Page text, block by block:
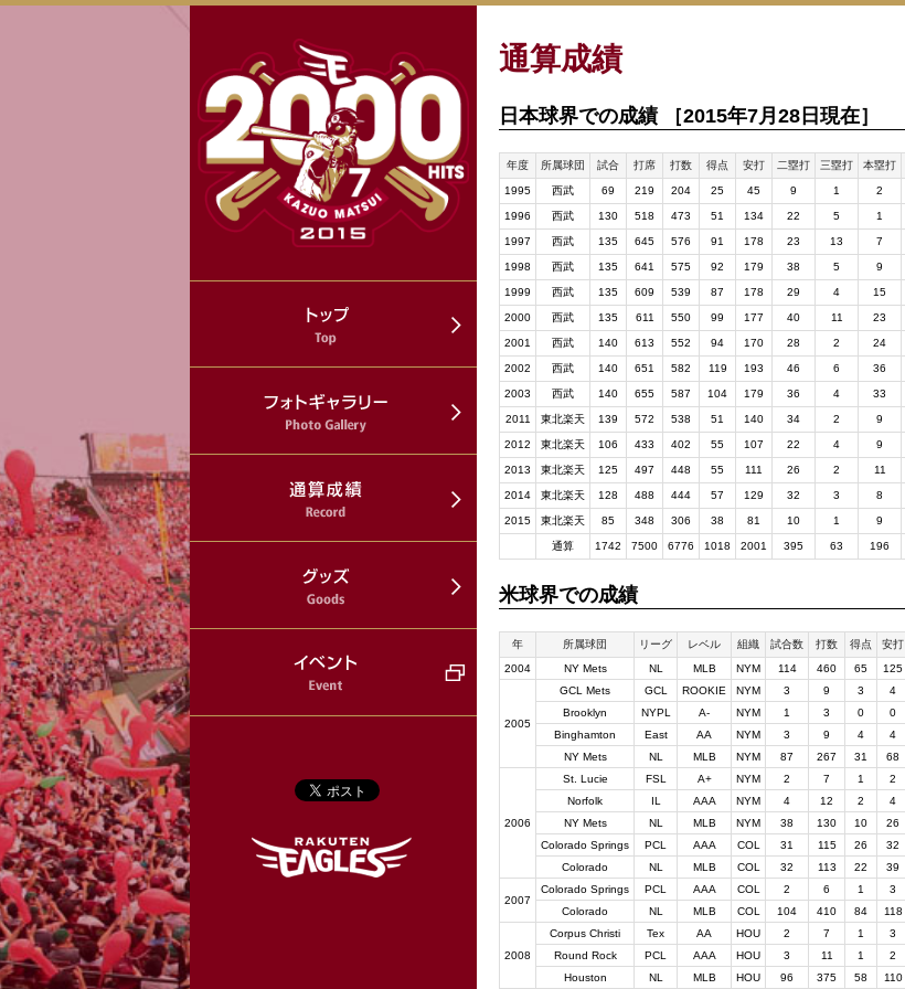
通算成績
日本球界での成績 ［2015年7月28日現在］
年度 所属球団 試合 打席 打数 得点 安打 二塁打 三塁打 本塁打
1995 西武 69 219 204 25 45 9 1 2
1996 西武 130 518 473 51 134 22 5 1
1997 西武 135 645 576 91 178 23 13 7
1998 西武 135 641 575 92 179 38 5 9
1999 西武 135 609 539 87 178 29 4 15
2000 西武 135 611 550 99 177 40 11 23
2001 西武 140 613 552 94 170 28 2 24
2002 西武 140 651 582 119 193 46 6 36
2003 西武 140 655 587 104 179 36 4 33
2011 東北楽天 139 572 538 51 140 34 2 9
2012 東北楽天 106 433 402 55 107 22 4 9
2013 東北楽天 125 497 448 55 111 26 2 11
2014 東北楽天 128 488 444 57 129 32 3 8
2015 東北楽天 85 348 306 38 81 10 1 9
通算 1742 7500 6776 1018 2001 395 63 196
米球界での成績
年 所属球団 リーグ レベル 組織 試合数 打数 得点 安打
2004
NY Mets NL MLB NYM 114 460 65 125
2005
GCL Mets GCL ROOKIE NYM 3 9 3 4
Brooklyn
NYPL A- NYM 1 3 0 0
Binghamton
East AA NYM 3 9 4 4
NY Mets
NL MLB NYM 87 267 31 68
2006
St. Lucie FSL A+ NYM 2 7 1 2
Norfolk
IL AAA NYM 4 12 2 4
NY Mets
NL MLB NYM 38 130 10 26
Colorado Springs
PCL AAA COL 31 115 26 32
Colorado
NL MLB COL 32 113 22 39
2007
Colorado Springs PCL AAA COL 2 6 1 3
Colorado
NL MLB COL 104 410 84 118
2008
Corpus Christi Tex AA HOU 2 7 1 3
Round Rock
PCL AAA HOU 3 11 1 2
Houston
NL MLB HOU 96 375 58 110